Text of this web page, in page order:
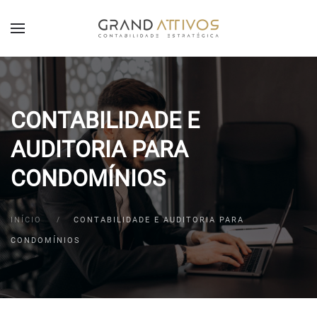
CONTABILIDADE E
AUDITORIA PARA
CONDOMÍNIOS
INÍCIO CONTABILIDADE E AUDITORIA PARA
CONDOMÍNIOS